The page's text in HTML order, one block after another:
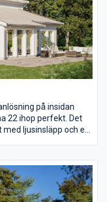
på insidan
22 ihop perfekt. Det
ljusinsläpp och ett
vacker utsikt över skog
fantastiskt mysig